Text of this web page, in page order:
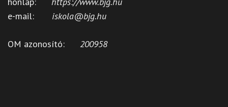
e-mail: iskola@bjg.hu
OM azonosító: 200958